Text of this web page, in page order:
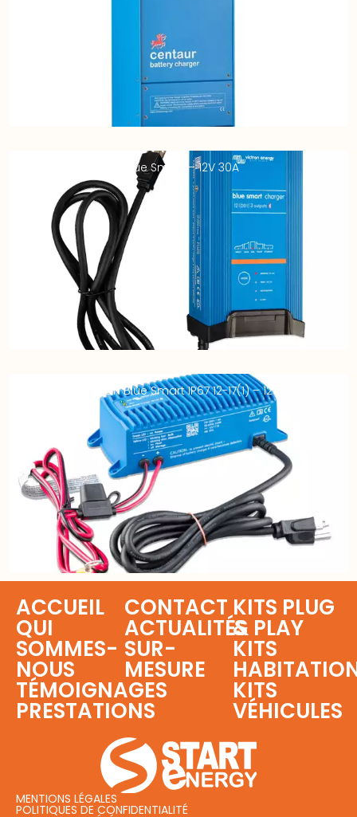
Chargeur VICTRON Blue Smart – 12V 30A
Chargeur VICTRON Blue Smart IP67 12-17(1) – 12V 17A
MENTIONS LÉGALES
POLITIQUES DE CONFIDENTIALITÉ
ACCUEIL
QUI
SOMMES-
NOUS
TÉMOIGNAGES
PRESTATIONS
CONTACT
ACTUALITÉS
SUR-
MESURE
KITS PLUG
& PLAY
KITS
KITS
VÉHICULES